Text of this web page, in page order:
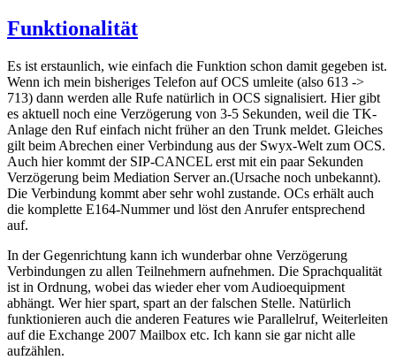
Funktionalität
Es ist erstaunlich, wie einfach die Funktion schon damit gegeben ist.
Wenn ich mein bisheriges Telefon auf OCS umleite (also 613 ->
713) dann werden alle Rufe natürlich in OCS signalisiert. Hier gibt
es aktuell noch eine Verzögerung von 3-5 Sekunden, weil die TK-
Anlage den Ruf einfach nicht früher an den Trunk meldet. Gleiches
gilt beim Abrechen einer Verbindung aus der Swyx-Welt zum OCS.
Auch hier kommt der SIP-CANCEL erst mit ein paar Sekunden
Verzögerung beim Mediation Server an.(Ursache noch unbekannt).
Die Verbindung kommt aber sehr wohl zustande. OCs erhält auch
die komplette E164-Nummer und löst den Anrufer entsprechend
auf.
In der Gegenrichtung kann ich wunderbar ohne Verzögerung
Verbindungen zu allen Teilnehmern aufnehmen. Die Sprachqualität
ist in Ordnung, wobei das wieder eher vom Audioequipment
abhängt. Wer hier spart, spart an der falschen Stelle. Natürlich
funktionieren auch die anderen Features wie Parallelruf, Weiterleiten
auf die Exchange 2007 Mailbox etc. Ich kann sie gar nicht alle
aufzählen.